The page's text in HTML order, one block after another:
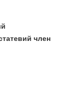
член